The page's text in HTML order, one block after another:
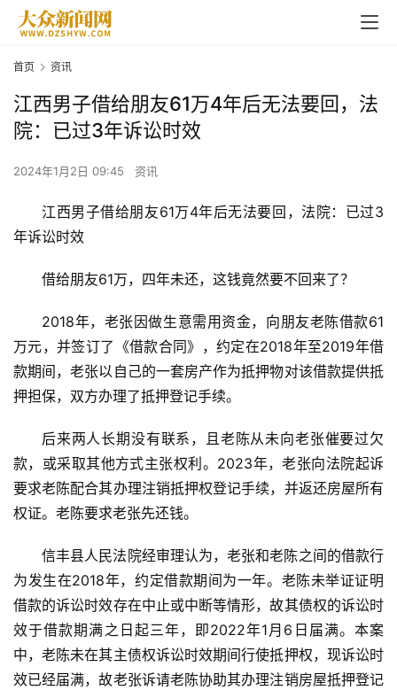
首页 资讯
江西男子借给朋友61万4年后无法要回，法
院：已过3年诉讼时效
2024年1月2日 09:45 资讯
江西男子借给朋友61万4年后无法要回，法院：已过3
年诉讼时效
借给朋友61万，四年未还，这钱竟然要不回来了？
2018年，老张因做生意需用资金，向朋友老陈借款61
万元，并签订了《借款合同》，约定在2018年至2019年借
款期间，老张以自己的一套房产作为抵押物对该借款提供抵
押担保，双方办理了抵押登记手续。
后来两人长期没有联系，且老陈从未向老张催要过欠
款，或采取其他方式主张权利。2023年，老张向法院起诉
要求老陈配合其办理注销抵押权登记手续，并返还房屋所有
权证。老陈要求老张先还钱。
信丰县人民法院经审理认为，老张和老陈之间的借款行
为发生在2018年，约定借款期间为一年。老陈未举证证明
借款的诉讼时效存在中止或中断等情形，故其债权的诉讼时
效于借款期满之日起三年，即2022年1月6日届满。本案
中，老陈未在其主债权诉讼时效期间行使抵押权，现诉讼时
效已经届满，故老张诉请老陈协助其办理注销房屋抵押登记